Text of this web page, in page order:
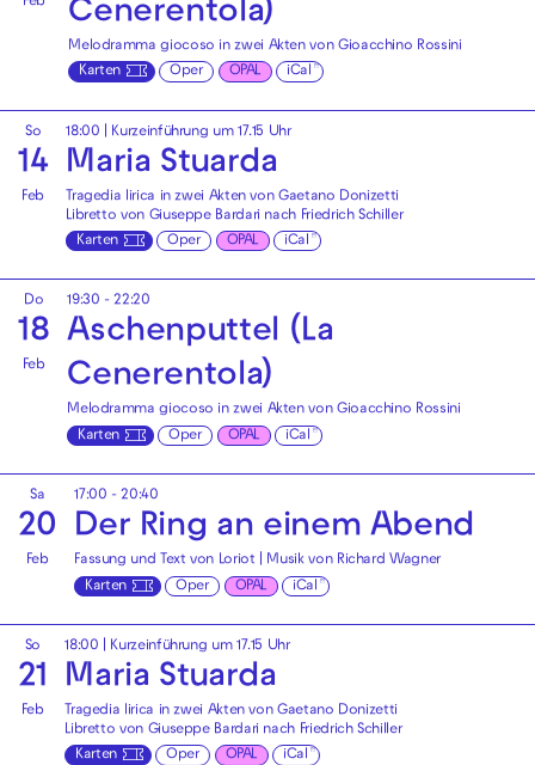
Cenerentola)
Melodramma giocoso in zwei Akten von Gioacchino Rossini
Karten
Oper OPAL iCal
So
14
Feb
18:00 | Kurzeinführung um 17.15 Uhr
Maria Stuarda
Tragedia lirica in zwei Akten von Gaetano Donizetti
Libretto von Giuseppe Bardari nach Friedrich Schiller
Karten
Oper OPAL iCal
Do
18
Feb
19:30 - 22:20
Aschenputtel (La
Cenerentola)
Melodramma giocoso in zwei Akten von Gioacchino Rossini
Karten
Oper OPAL iCal
Sa
20
Feb
17:00 - 20:40
Der Ring an einem Abend
Fassung und Text von Loriot | Musik von Richard Wagner
Karten
Oper OPAL iCal
So
21
Feb
18:00 | Kurzeinführung um 17.15 Uhr
Maria Stuarda
Tragedia lirica in zwei Akten von Gaetano Donizetti
Libretto von Giuseppe Bardari nach Friedrich Schiller
Karten
Oper OPAL iCal